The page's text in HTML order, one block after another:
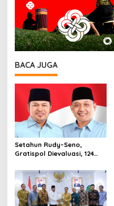
BACA JUGA
Setahun Rudy–Seno,
Gratispol Dievaluasi, 124
Ditargetkan Terbantu